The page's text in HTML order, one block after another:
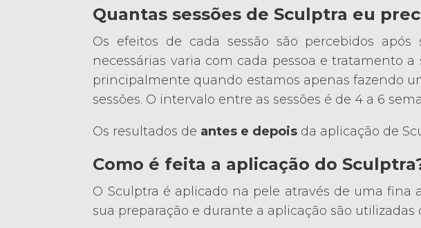
Quantas sessões de Sculptra eu
Os efeitos de cada sessão são percebidos
necessárias varia com cada pessoa e tratamento
principalmente quando estamos apenas fazendo
sessões. O intervalo entre as sessões é de 4 a 6
Os resultados de antes e depois da aplicação de
Como é feita a aplicação do
O Sculptra é aplicado na pele através de uma
sua preparação e durante a aplicação são